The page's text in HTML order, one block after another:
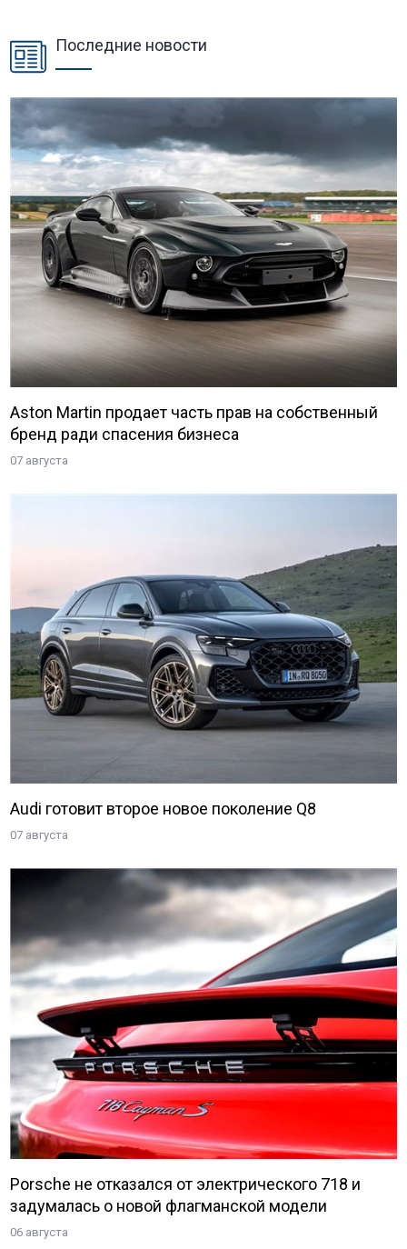
Последние новости
Aston Martin продает часть прав на собственный
бренд ради спасения бизнеса
07 августа
Audi готовит второе новое поколение Q8
07 августа
Porsche не отказался от электрического 718 и
задумалась о новой флагманской модели
06 августа